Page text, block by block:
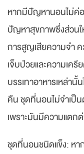
หากมีปัญหานอนไม่ค่
ปัญหาสุขภาพซึ่งส่วน
การสูญเสียความจำ
เจ็บป่วยและความเค
บรรเทาอาหารเหล่า
คืน ชุดที่นอนไม่จำเป็น
เพราะมันมีความแตก
ชุดที่นอนชนิดแข็ง: ห